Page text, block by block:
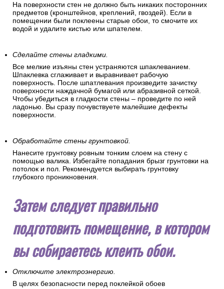
На поверхности стен не должно быть никаких посторонних
предметов (кронштейнов, креплений, гвоздей). Если в
помещении были поклеены старые обои, то смочите их
водой и удалите кистью или шпателем.
Сделайте стены гладкими.
Все мелкие изъяны стен устраняются шпаклеванием.
Шпаклевка сглаживает и выравнивает рабочую
поверхность. После шпатлевания произведите зачистку
поверхности наждачной бумагой или абразивной сеткой.
Чтобы убедиться в гладкости стены – проведите по ней
ладонью. Вы сразу почувствуете малейшие дефекты
поверхности.
Обработайте стены грунтовкой.
Нанесите грунтовку ровным тонким слоем на стену с
помощью валика. Избегайте попадания брызг грунтовки на
потолок и пол. Рекомендуется выбирать грунтовку
глубокого проникновения.
Затем следует правильно
подготовить помещение, в котором
вы собираетесь клеить обои.
Отключите электроэнергию.
В целях безопасности перед поклейкой обоев